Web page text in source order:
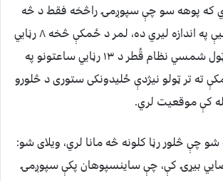
که پوهه سو چې سپوږمۍ راڅخه فقط د څه
دپاڅه یوې رڼايي ثانیې په اندازه لیري ده، لمر د ځمکې څخه ۸ رڼايي
دقیقې لیري دی، د ټول شمسي نظام قُطر د ۱۳ رڼايي ساعتونو په
ته تر ټولو نیژدې ځلیدونکی ستوری د څلورو
کې موقعیت لري.
چې څلور رڼا کلونه څه مانا لري، ویلای شو:
بیړۍ کې، چې ساینسپوهان پکې سپوږمۍ